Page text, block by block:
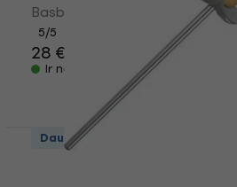
Basbungas sitējs
5/5
28 €
Ir noliktavā
Tama Bass Drum Beater
Daudzuma atlaide